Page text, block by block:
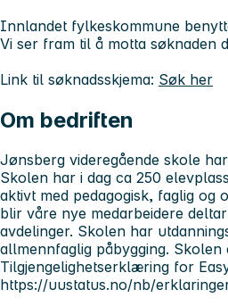
Innlandet fylkeskommune
Vi ser fram til å motta søknaden
Link til søknadsskjema: Søk her
Om bedriften
Jønsberg videregående skole
Skolen har i dag ca 250
aktivt med pedagogisk, faglig og
blir våre nye medarbeidere
avdelinger. Skolen har
allmennfaglig påbygging.
Tilgjengelighetserklæring for
https://uustatus.no/nb/